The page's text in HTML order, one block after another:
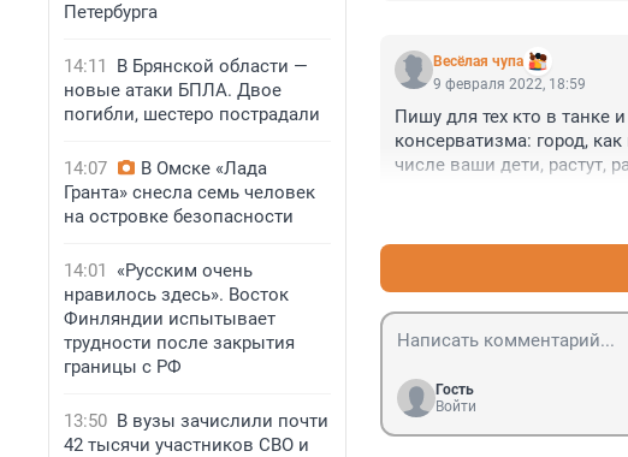
Петербурга
14:11
В Брянской области —
новые атаки БПЛА. Двое
погибли, шестеро пострадали
14:07
В Омске «Лада
Гранта» снесла семь человек
на островке безопасности
14:01
«Русским очень
нравилось здесь». Восток
Финляндии испытывает
трудности после закрытия
границы с РФ
13:50 В вузы зачислили почти
42 тысячи участников СВО и
А ВНИИБ ещё может
району и горе. Но добро
Весёлая чупа
9 февраля 2022, 18:59
Пишу для тех кто в танке
консерватизма: город,
числе ваши дети, растут,
стоит на этом месте
плюс минус зеленый
нужность были
перемалывает, строит
Гость
Войти